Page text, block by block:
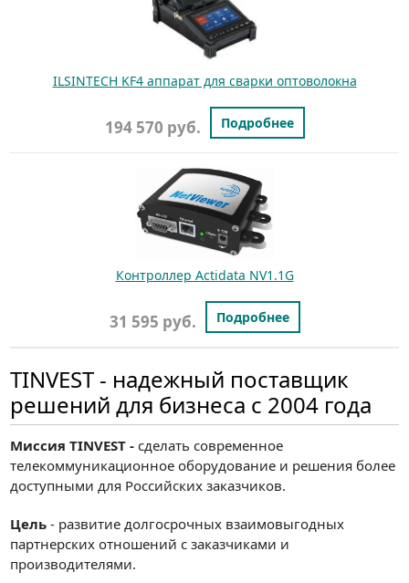
ILSINTECH KF4 аппарат для сварки оптоволокна
194 570 руб. Подробнее
Контроллер Actidata NV1.1G
31 595 руб. Подробнее
TINVEST - надежный поставщик
решений для бизнеса с 2004 года
МиссияTINVEST - сделать современное
телекоммуникационное оборудование и решения более
доступными для Российских заказчиков.
Цель- развитие долгосрочных взаимовыгодных
партнерских отношений с заказчиками и
производителями.